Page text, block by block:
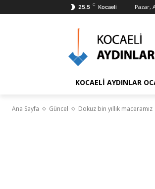
25.5 C Kocaeli Pazar,
KOCAELİ AYDINLAR
Ana Sayfa Güncel Dokuz bin yıllık maceramız